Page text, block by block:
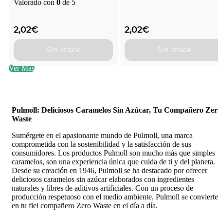
Valorado con 0 de 5
2,02€
Sin stock
2,02€
Sin stock
Ver Más
Pulmoll: Deliciosos Caramelos Sin Azúcar, Tu Compañero
Waste
Sumérgete en el apasionante mundo de Pulmoll, una marca
comprometida con la sostenibilidad y la satisfacción de sus
consumidores. Los productos Pulmoll son mucho más que simples
caramelos, son una experiencia única que cuida de ti y del planeta.
Desde su creación en 1946, Pulmoll se ha destacado por ofrecer
deliciosos caramelos sin azúcar elaborados con ingredientes
naturales y libres de aditivos artificiales. Con un proceso de
producción respetuoso con el medio ambiente, Pulmoll se convierte
en tu fiel compañero Zero Waste en el día a día.